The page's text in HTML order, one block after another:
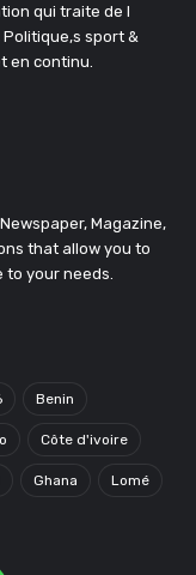
qui traite de l
sport &
en continu.
Magazine,
that allow you to
your needs.
Benin
Côte d'ivoire
Ghana Lomé